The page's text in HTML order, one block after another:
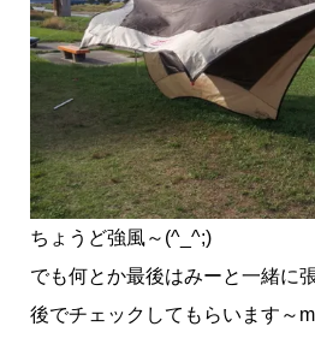
ちょうど強風～(^_^;)
でも何とか最後はみーと一緒に
後でチェックしてもらいます～